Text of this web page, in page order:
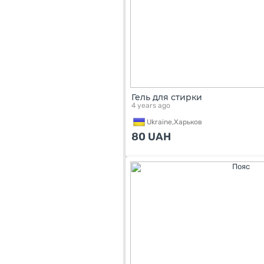
Гель для стирки
4 years ago
Ukraine,Харьков
80 UAH